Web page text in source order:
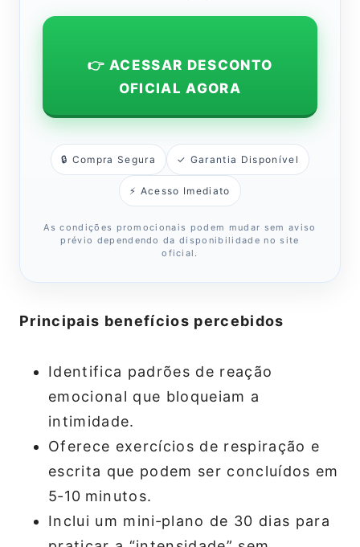
👉 ACESSAR DESCONTO
OFICIAL AGORA
🔒 Compra Segura ✓ Garantia Disponível
⚡ Acesso Imediato
As condições promocionais podem mudar sem aviso
prévio dependendo da disponibilidade no site
oficial.
Principais benefícios percebidos
Identifica padrões de reação
emocional que bloqueiam a
intimidade.
Oferece exercícios de respiração e
escrita que podem ser concluídos em
5‑10 minutos.
Inclui um mini‑plano de 30 dias para